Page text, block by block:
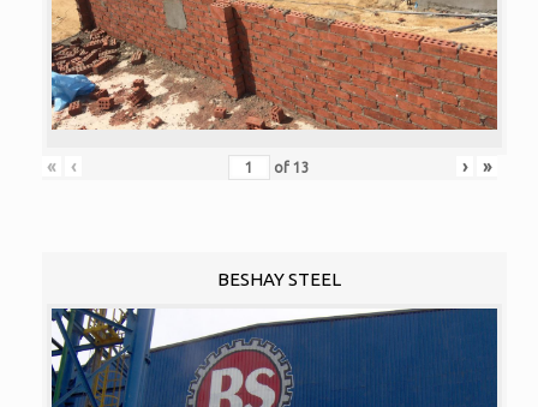
« ‹ of 13 › »
BESHAY STEEL